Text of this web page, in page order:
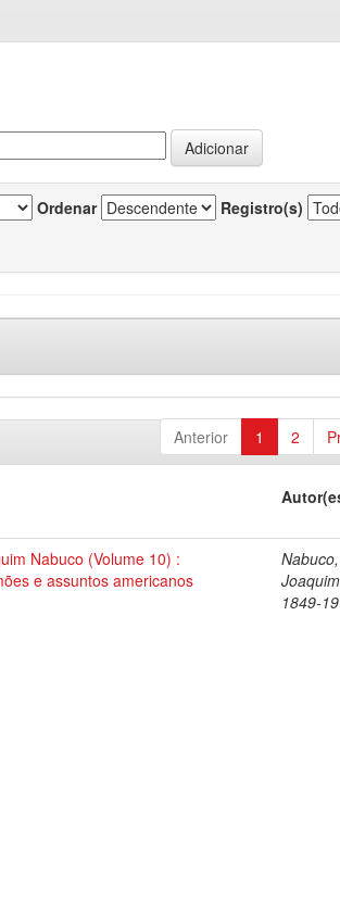
Ordenar Registro(s)
Anterior 1 2
Nabuco (Volume 10) :
e assuntos americanos
Nabuco,
1849-